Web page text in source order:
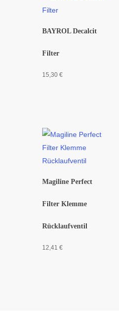
BAYROL Decalcit
Filter
15,30 €
Magiline Perfect
Filter Klemme
Rücklaufventil
12,41 €